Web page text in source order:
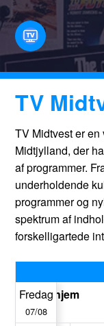
TV
TV Midtvest er
Midtjylland, der
af programmer.
underholdende
programmer og
spektrum af
forskelligartede
Fredag
07/08
finder hjem